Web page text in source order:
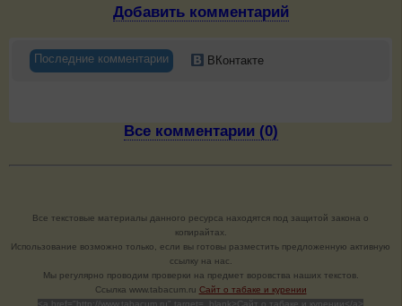
Добавить комментарий
Последние комментарии ВКонтакте
Все комментарии (0)
Все текстовые материалы данного ресурса находятся под защитой закона о
копирайтах.
Использование возможно только, если вы готовы разместить предложенную активную
ссылку на нас.
Мы регулярно проводим проверки на предмет воровства наших текстов.
Cсылка www.tabacum.ru Сайт о табаке и курении
<a href="http://www.tabacum.ru" target=_blank>Сайт о табаке и курении</a>